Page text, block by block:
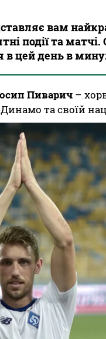
вам
події та
в цей день в
Пиварич –
та своїй